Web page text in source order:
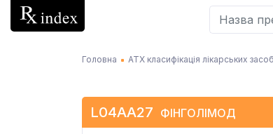
Головна АТХ класифікація лікарських
L04AA27 ФІНГОЛІМОД